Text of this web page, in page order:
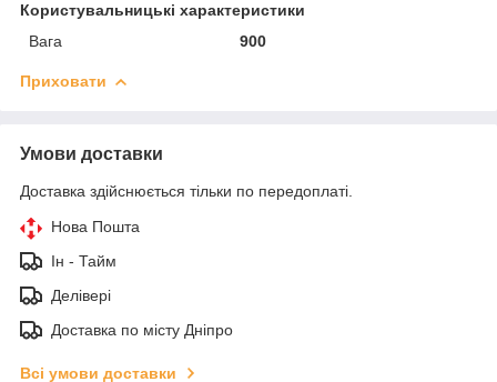
Користувальницькі характеристики
Вага
900
Приховати
Умови доставки
Доставка здійснюється тільки по передоплаті.
Нова Пошта
Ін - Тайм
Делівері
Доставка по місту Дніпро
Всі умови доставки